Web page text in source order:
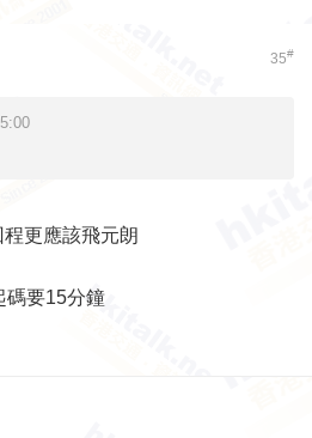
35#
更應該飛元朗
碼要15分鐘